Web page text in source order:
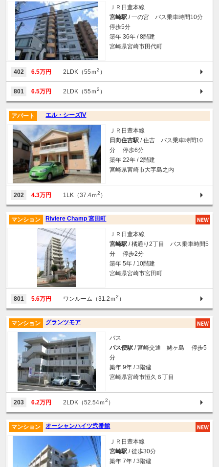
ＪＲ日豊本線
宮崎駅 / 一の宮 バス乗車時間10分
停歩5分
築年 36年 / 8階建
宮崎県宮崎市田代町
402 6.5万円 2LDK（55ｍ2 ）
801 6.5万円 2LDK（55ｍ2 ）
エル・シーズⅣ
アパート
ＪＲ日豊本線
日向住吉駅 / 住吉 バス乗車時間10
分 停歩6分
築年 22年 / 2階建
宮崎県宮崎市大字島之内
202 4.3万円 1LK（37.4ｍ2 ）
Riviere Champ 宮田町
マンション
ＪＲ日豊本線
宮崎駅 / 橘通り2丁目 バス乗車時間5
分 停歩2分
築年 5年 / 10階建
宮崎県宮崎市宮田町
801 5.6万円 ワンルーム（31.2ｍ2 ）
グランツモア
マンション
バス
バス便駅 / 宮崎交通 姥ヶ島 停歩5
分
築年 9年 / 3階建
宮崎県宮崎市恒久６丁目
203 6.2万円 2LDK（52.54ｍ2 ）
オーシャンハイツ弐番館
マンション
ＪＲ日豊本線
宮崎駅 / 徒歩30分
築年 7年 / 3階建